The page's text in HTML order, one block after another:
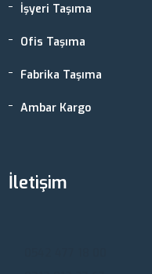
İşyeri Taşıma
Ofis Taşıma
Fabrika Taşıma
Ambar Kargo
İletişim